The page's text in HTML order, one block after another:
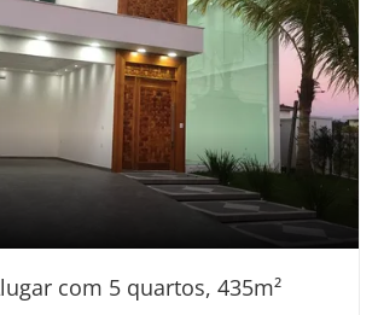
com 5 quartos, 435m²